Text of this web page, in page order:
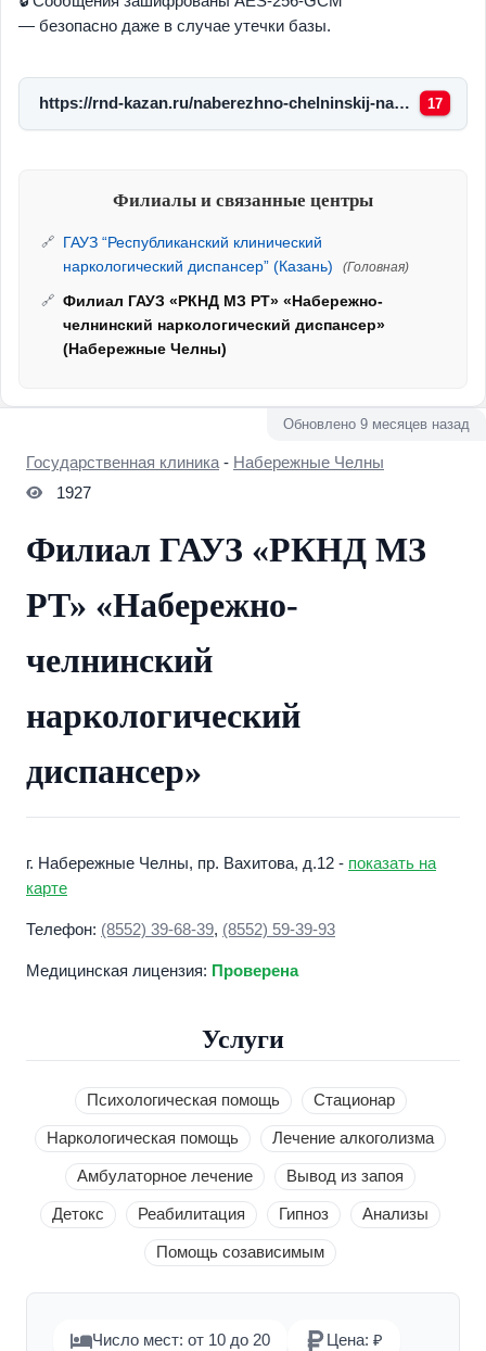
— безопасно даже в случае утечки базы.
https://rnd-kazan.ru/naberezhno-chelninskij-narkologicheskij-dispanser 17
Филиалы и связанные центры
ГАУЗ “Республиканский клинический
наркологический диспансер” (Казань)
(Головная)
Филиал ГАУЗ «РКНД МЗ РТ» «Набережно-
челнинский наркологический диспансер»
(Набережные Челны)
Государственная клиника - Набережные Челны
1927
Филиал ГАУЗ «РКНД МЗ
РТ» «Набережно-
челнинский
наркологический
диспансер»
г. Набережные Челны, пр. Вахитова, д.12 - показать на
карте
Телефон: (8552) 39-68-39, (8552) 59-39-93
Медицинская лицензия: Проверена
Обновлено 9 месяцев назад
Услуги
Психологическая помощь Стационар
Наркологическая помощь Лечение алкоголизма
Амбулаторное лечение Вывод из запоя
Детокс Реабилитация Гипноз Анализы
Помощь созависимым
Число мест: от 10 до 20 Цена: ₽